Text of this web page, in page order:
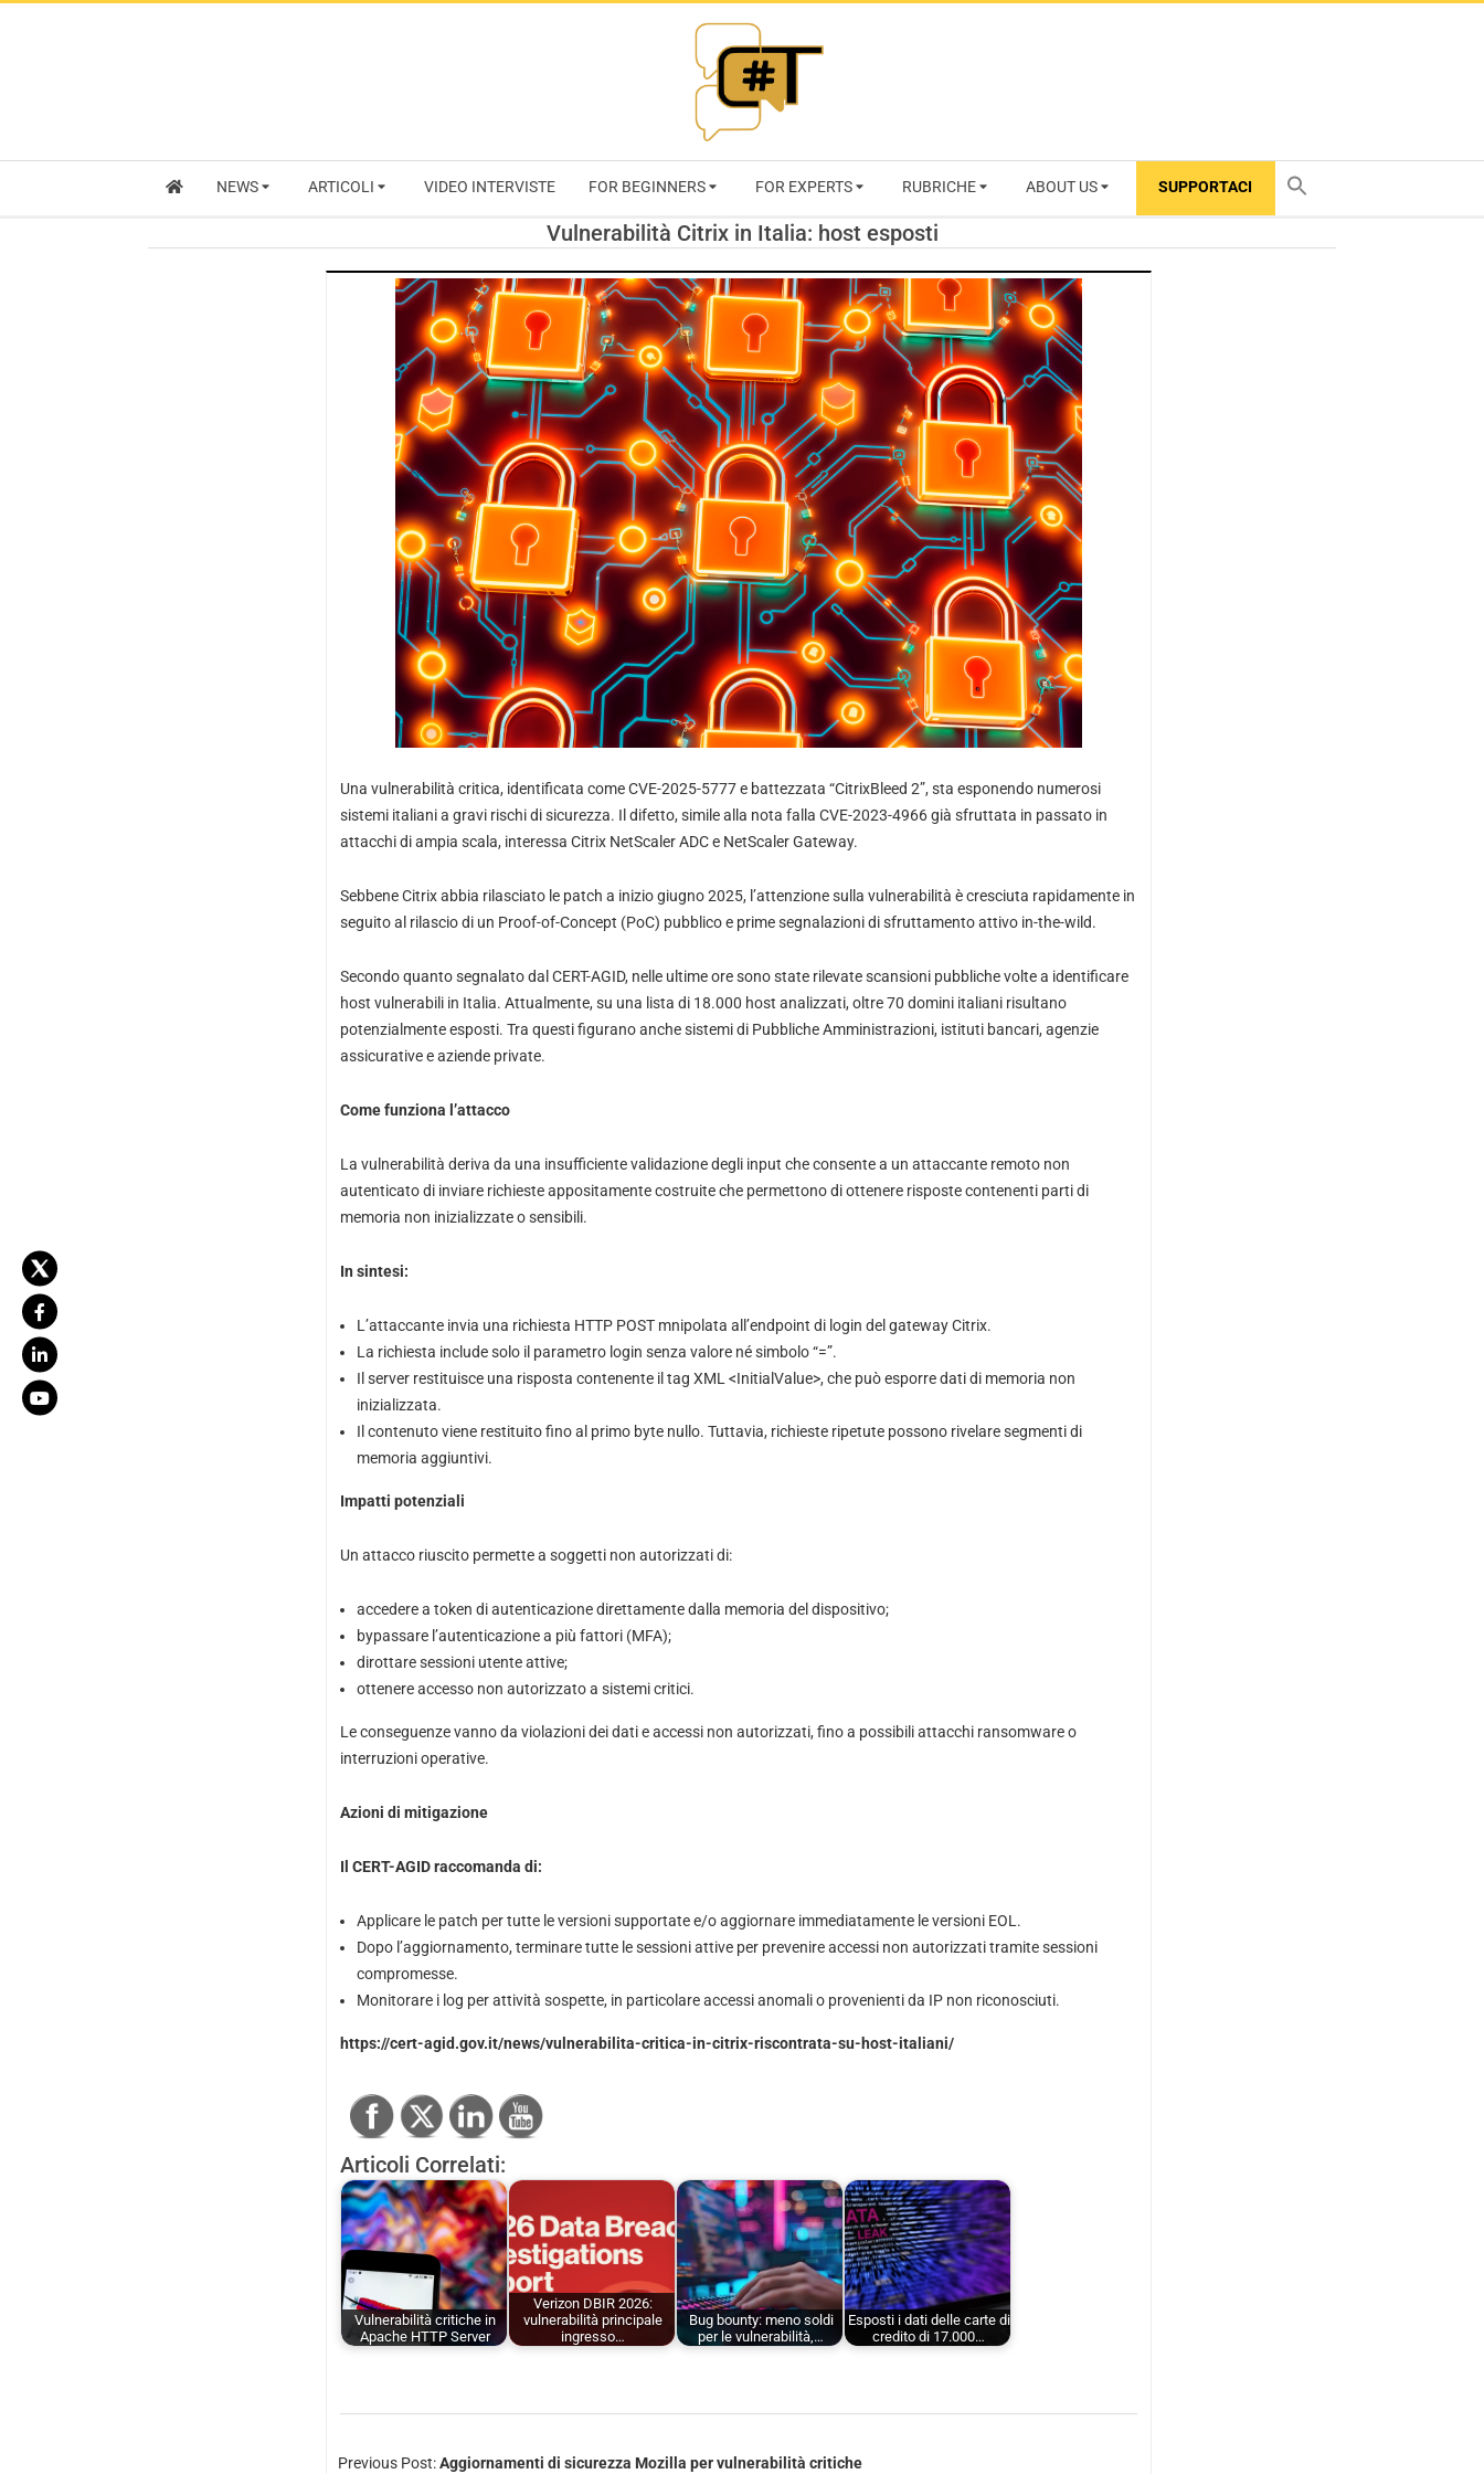
RIVISTA
CYBERSECURITY
TRENDS
NEWS ARTICOLI VIDEO INTERVISTE FOR BEGINNERS FOR EXPERTS RUBRICHE ABOUT US SUPPORTACI
Vulnerabilità Citrix in Italia: host esposti
Una vulnerabilità critica, identificata come CVE-2025-5777 e battezzata “CitrixBleed 2”, sta esponendo numerosi
sistemi italiani a gravi rischi di sicurezza. Il difetto, simile alla nota falla CVE-2023-4966 già sfruttata in passato in
attacchi di ampia scala, interessa Citrix NetScaler ADC e NetScaler Gateway.
Sebbene Citrix abbia rilasciato le patch a inizio giugno 2025, l’attenzione sulla vulnerabilità è cresciuta rapidamente in
seguito al rilascio di un Proof-of-Concept (PoC) pubblico e prime segnalazioni di sfruttamento attivo in-the-wild.
Secondo quanto segnalato dal CERT-AGID, nelle ultime ore sono state rilevate scansioni pubbliche volte a identificare
host vulnerabili in Italia. Attualmente, su una lista di 18.000 host analizzati, oltre 70 domini italiani risultano
potenzialmente esposti. Tra questi figurano anche sistemi di Pubbliche Amministrazioni, istituti bancari, agenzie
assicurative e aziende private.
Come funziona l’attacco
La vulnerabilità deriva da una insufficiente validazione degli input che consente a un attaccante remoto non
autenticato di inviare richieste appositamente costruite che permettono di ottenere risposte contenenti parti di
memoria non inizializzate o sensibili.
In sintesi:
L’attaccante invia una richiesta HTTP POST mnipolata all’endpoint di login del gateway Citrix.
La richiesta include solo il parametro login senza valore né simbolo “=”.
Il server restituisce una risposta contenente il tag XML <InitialValue>, che può esporre dati di memoria non
inizializzata.
Il contenuto viene restituito fino al primo byte nullo. Tuttavia, richieste ripetute possono rivelare segmenti di
memoria aggiuntivi.
Impatti potenziali
Un attacco riuscito permette a soggetti non autorizzati di:
accedere a token di autenticazione direttamente dalla memoria del dispositivo;
bypassare l’autenticazione a più fattori (MFA);
dirottare sessioni utente attive;
ottenere accesso non autorizzato a sistemi critici.
Le conseguenze vanno da violazioni dei dati e accessi non autorizzati, fino a possibili attacchi ransomware o
interruzioni operative.
Azioni di mitigazione
Il CERT-AGID raccomanda di:
Applicare le patch per tutte le versioni supportate e/o aggiornare immediatamente le versioni EOL.
Dopo l’aggiornamento, terminare tutte le sessioni attive per prevenire accessi non autorizzati tramite sessioni
compromesse.
Monitorare i log per attività sospette, in particolare accessi anomali o provenienti da IP non riconosciuti.
https://cert-agid.gov.it/news/vulnerabilita-critica-in-citrix-riscontrata-su-host-italiani/
Articoli Correlati:
Vulnerabilità critiche in
Apache HTTP Server
Verizon DBIR 2026:
vulnerabilità principale
ingresso…
Bug bounty: meno soldi
per le vulnerabilità,…
Esposti i dati delle carte di
credito di 17.000…
Previous Post:Aggiornamenti di sicurezza Mozilla per vulnerabilità critiche